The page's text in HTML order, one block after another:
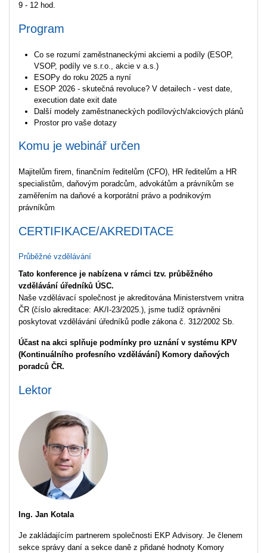
9 - 12 hod.
Program
Co se rozumí zaměstnaneckými akciemi a podíly (ESOP,
VSOP, podíly ve s.r.o., akcie v a.s.)
ESOPy do roku 2025 a nyní
ESOP 2026 - skutečná revoluce? V detailech - vest date,
execution date exit date
Další modely zaměstnaneckých podílových/akciových plánů
Prostor pro vaše dotazy
Komu je webinář určen
Majitelům firem, finančním ředitelům (CFO), HR ředitelům a HR
specialistům, daňovým poradcům, advokátům a právníkům se
zaměřením na daňové a korporátní právo a podnikovým
právníkům
CERTIFIKACE/AKREDITACE
Průběžné vzdělávání
Tato konference je nabízena v rámci tzv. průběžného
vzdělávání úředníků ÚSC.
Naše vzdělávací společnost je akreditována Ministerstvem vnitra
ČR (číslo akreditace: AK/I-23/2025.), jsme tudíž oprávněni
poskytovat vzdělávání úředníků podle zákona č. 312/2002 Sb.
Účast na akci splňuje podmínky pro uznání v systému KPV
(Kontinuálního profesního vzdělávání) Komory daňových
poradců ČR.
Lektor
Ing. Jan Kotala
Je zakládajícím partnerem společnosti EKP Advisory. Je členem
sekce správy daní a sekce daně z přidané hodnoty Komory